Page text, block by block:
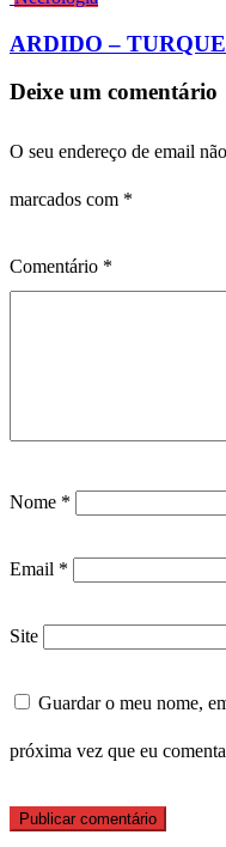
ARDIDO –
Deixe um comentário
O seu endereço de email
marcados com *
Comentário *
Nome *
Email *
Site
Guardar o meu nome,
próxima vez que eu